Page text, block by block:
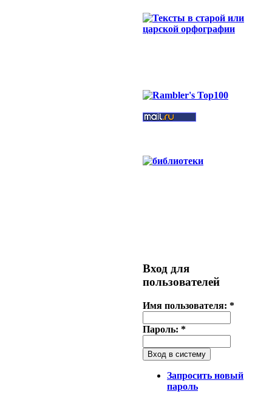
Вход для
пользователей
Имя пользователя: *
Пароль: *
Запросить новый
пароль